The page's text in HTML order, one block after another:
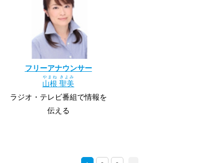
フリーアナウンサー
山根
やまね
聖美
きよみ
ラジオ・テレビ番組で情報を
伝える